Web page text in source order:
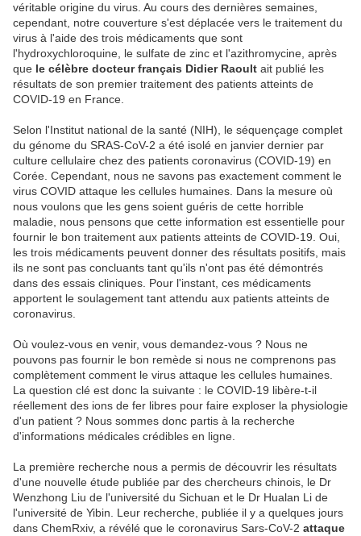
véritable origine du virus. Au cours des dernières semaines,
cependant, notre couverture s'est déplacée vers le traitement du
virus à l'aide des trois médicaments que sont
l'hydroxychloroquine, le sulfate de zinc et l'azithromycine, après
que le célèbre docteur français Didier Raoult ait publié les
résultats de son premier traitement des patients atteints de
COVID-19 en France.
Selon l'Institut national de la santé (NIH), le séquençage complet
du génome du SRAS-CoV-2 a été isolé en janvier dernier par
culture cellulaire chez des patients coronavirus (COVID-19) en
Corée. Cependant, nous ne savons pas exactement comment le
virus COVID attaque les cellules humaines. Dans la mesure où
nous voulons que les gens soient guéris de cette horrible
maladie, nous pensons que cette information est essentielle pour
fournir le bon traitement aux patients atteints de COVID-19. Oui,
les trois médicaments peuvent donner des résultats positifs, mais
ils ne sont pas concluants tant qu'ils n'ont pas été démontrés
dans des essais cliniques. Pour l'instant, ces médicaments
apportent le soulagement tant attendu aux patients atteints de
coronavirus.
Où voulez-vous en venir, vous demandez-vous ? Nous ne
pouvons pas fournir le bon remède si nous ne comprenons pas
complètement comment le virus attaque les cellules humaines.
La question clé est donc la suivante : le COVID-19 libère-t-il
réellement des ions de fer libres pour faire exploser la physiologie
d'un patient ? Nous sommes donc partis à la recherche
d'informations médicales crédibles en ligne.
La première recherche nous a permis de découvrir les résultats
d'une nouvelle étude publiée par des chercheurs chinois, le Dr
Wenzhong Liu de l'université du Sichuan et le Dr Hualan Li de
l'université de Yibin. Leur recherche, publiée il y a quelques jours
dans ChemRxiv, a révélé que le coronavirus Sars-CoV-2 attaque